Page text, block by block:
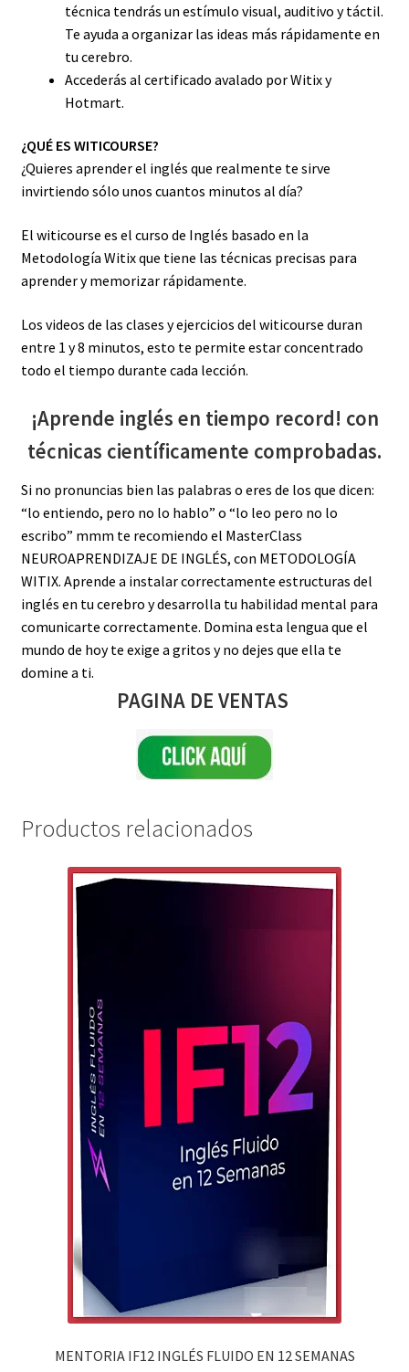
técnica tendrás un estímulo visual, auditivo y táctil.
Te ayuda a organizar las ideas más rápidamente en
tu cerebro.
Accederás al certificado avalado por Witix y
Hotmart.
¿QUÉ ES WITICOURSE?
¿Quieres aprender el inglés que realmente te sirve
invirtiendo sólo unos cuantos minutos al día?
El witicourse es el curso de Inglés basado en la
Metodología Witix que tiene las técnicas precisas para
aprender y memorizar rápidamente.
Los videos de las clases y ejercicios del witicourse duran
entre 1 y 8 minutos, esto te permite estar concentrado
todo el tiempo durante cada lección.
¡Aprende inglés en tiempo record! con
técnicas científicamente comprobadas.
Si no pronuncias bien las palabras o eres de los que dicen:
“lo entiendo, pero no lo hablo” o “lo leo pero no lo
escribo” mmm te recomiendo el MasterClass
NEUROAPRENDIZAJE DE INGLÉS, con METODOLOGÍA
WITIX. Aprende a instalar correctamente estructuras del
inglés en tu cerebro y desarrolla tu habilidad mental para
comunicarte correctamente. Domina esta lengua que el
mundo de hoy te exige a gritos y no dejes que ella te
domine a ti.
PAGINA DE VENTAS
Productos relacionados
MENTORIA IF12 INGLÉS FLUIDO EN 12 SEMANAS